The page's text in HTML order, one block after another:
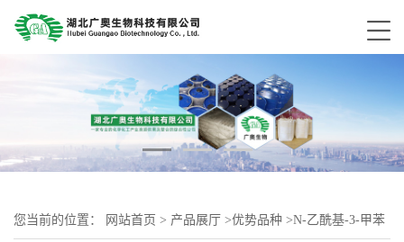
您当前的位置： 网站首页 > 产品展厅 >优势品种 >N-乙酰基-3-甲苯